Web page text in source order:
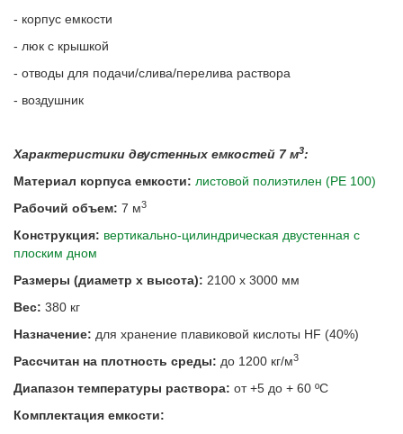
- корпус емкости
- люк с крышкой
- отводы для подачи/слива/перелива раствора
- воздушник
Характеристики двустенных емкостей 7 м3:
Материал корпуса емкости: листовой полиэтилен (РЕ 100)
Рабочий объем: 7 м3
Конструкция: вертикально-цилиндрическая двустенная с
плоским дном
Размеры (диаметр х высота): 2100 х 3000 мм
Вес: 380 кг
Назначение: для хранение плавиковой кислоты HF (40%)
Рассчитан на плотность среды: до 1200 кг/м3
Диапазон температуры раствора: от +5 до + 60 ºС
Комплектация емкости: